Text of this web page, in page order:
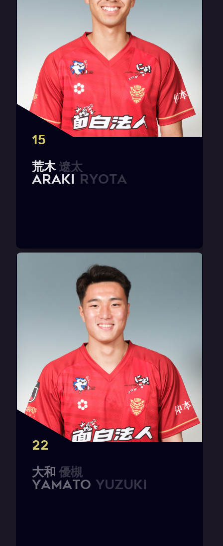
15
荒木 遼太
ARAKI Ryota
22
大和 優槻
YAMATO Yuzuki